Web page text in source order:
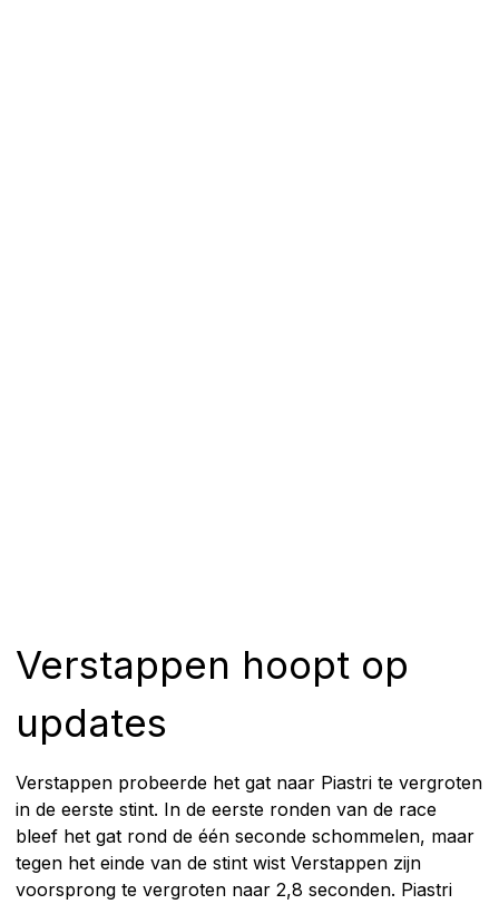
Verstappen hoopt op
updates
Verstappen probeerde het gat naar Piastri te vergroten
in de eerste stint. In de eerste ronden van de race
bleef het gat rond de één seconde schommelen, maar
tegen het einde van de stint wist Verstappen zijn
voorsprong te vergroten naar 2,8 seconden. Piastri